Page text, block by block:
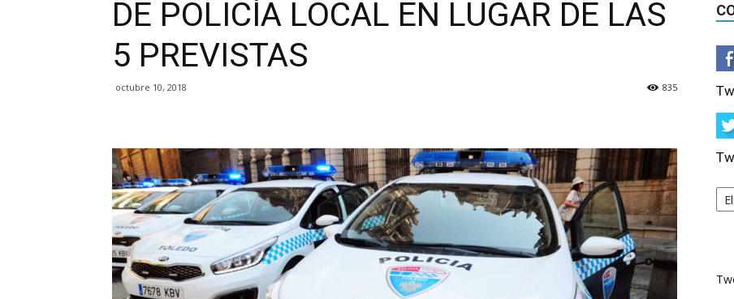
DE POLICÍA LOCAL EN LUGAR DE LAS
5 PREVISTAS
octubre 10, 2018 835